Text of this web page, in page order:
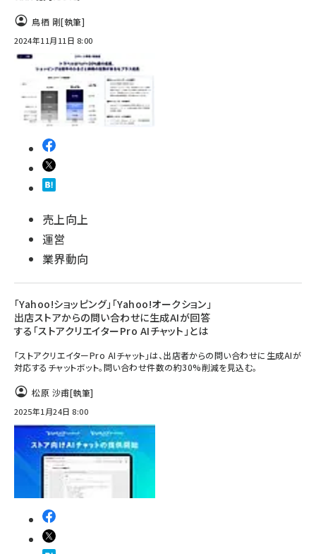
鳥栖 剛[執筆]
2024年11月11日 8:00
売上向上
運営
業界動向
「Yahoo!ショッピング」「Yahoo!オークション」
出店ストアからの問い合わせに生成AIが回答
する「ストアクリエイターPro AIチャット」とは
「ストアクリエイターPro AIチャット」は、出店者からの問い合わせに生成AIが
対応するチャットボット。問い合わせ件数の約30%削減を見込む。
松原 沙甫[執筆]
2025年1月24日 8:00